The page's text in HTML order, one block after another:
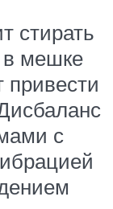
стирать
в мешке
привести
с